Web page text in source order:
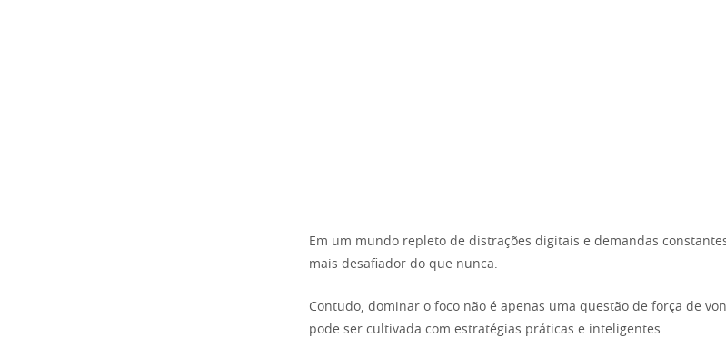
Em um mundo repleto de distrações digitais e demandas
mais desafiador do que nunca.
Contudo, dominar o foco não é apenas uma questão de força de
pode ser cultivada com estratégias práticas e inteligentes.